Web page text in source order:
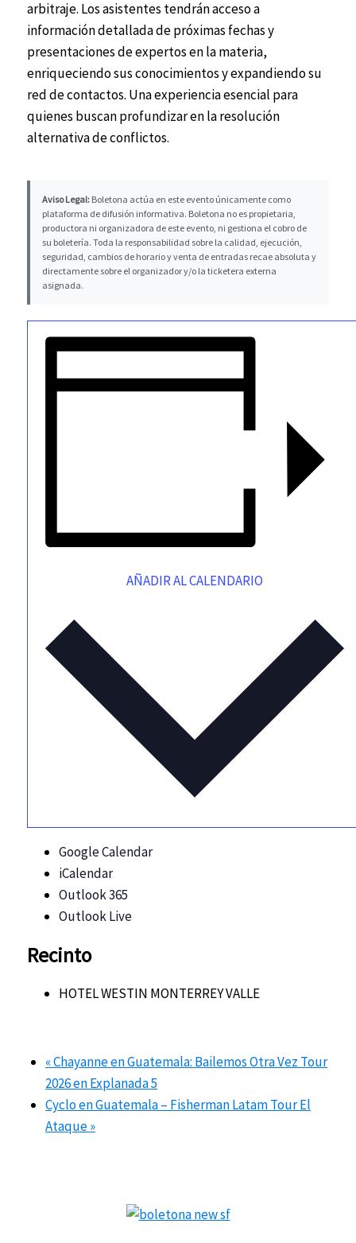
arbitraje. Los asistentes tendrán acceso a
información detallada de próximas fechas y
presentaciones de expertos en la materia,
enriqueciendo sus conocimientos y expandiendo su
red de contactos. Una experiencia esencial para
quienes buscan profundizar en la resolución
alternativa de conflictos.
Aviso Legal: Boletona actúa en este evento únicamente como
plataforma de difusión informativa. Boletona no es propietaria,
productora ni organizadora de este evento, ni gestiona el cobro de
su boletería. Toda la responsabilidad sobre la calidad, ejecución,
seguridad, cambios de horario y venta de entradas recae absoluta y
directamente sobre el organizador y/o la ticketera externa
asignada.
AÑADIR AL CALENDARIO
Google Calendar
iCalendar
Outlook 365
Outlook Live
Recinto
HOTEL WESTIN MONTERREY VALLE
«Chayanne en Guatemala: Bailemos Otra Vez Tour
2026 en Explanada 5
Cyclo en Guatemala – Fisherman Latam Tour El
Ataque»